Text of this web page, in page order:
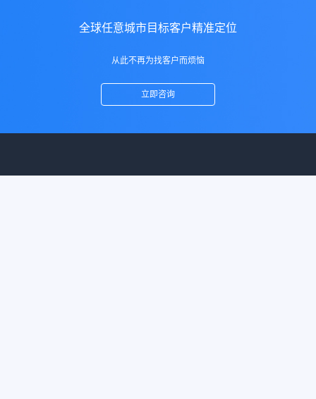
全球任意城市目标客户精准定位
从此不再为找客户而烦恼
立即咨询